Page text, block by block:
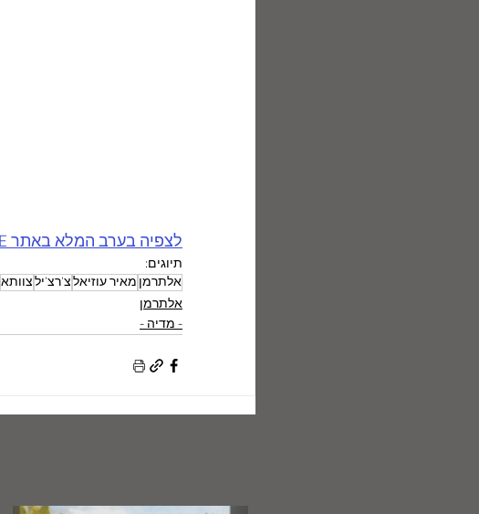
לצפיה בערב המלא באתר YOUTUBE
תיוגים:
אלתרמן מאיר עוזיאלצ'רצ'ילצוותא
אלתרמן
- מדיה -